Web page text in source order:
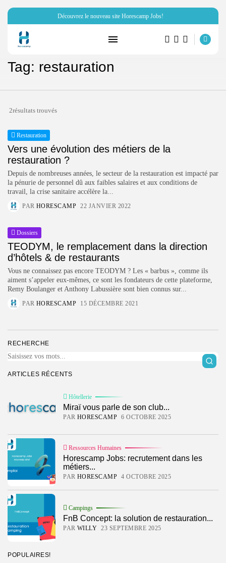
Découvrez le nouveau site Horescamp Jobs!
Ressources Humaines
PAR HORESCAMP 4 OCTOBRE 2025
Campings
POPULAIRES!
Hôtellerie
19 Articles
14 Articles
DERNIERS AVIS
Notre avis sur Connecteam
PAR
3.8
Technologies
Notre avis sur Agendrix
PAR WILLY 20 DÉCEMBRE 2021
PRO+
Plus de contenu avec l'abonnement "PRO+" pour seulement
3€99 / mois !
Voir
Tag: restauration
2résultats trouvés
Restauration
Vers une évolution des métiers de la
restauration ?
Depuis de nombreuses années, le secteur de la restauration est impacté par
la pénurie de personnel dû aux faibles salaires et aux conditions de
travail, la crise sanitaire accélère la...
PAR HORESCAMP 22 JANVIER 2022
Dossiers
TEODYM, le remplacement dans la direction
d’hôtels & de restaurants
Vous ne connaissez pas encore TEODYM ? Les « barbus », comme ils
aiment s’appeler eux-mêmes, ce sont les fondateurs de cette plateforme,
Remy Boulanger et Anthony Labussière sont bien connus sur...
PAR HORESCAMP 15 DÉCEMBRE 2021
RECHERCHE
ARTICLES RÉCENTS
Hôtellerie
Miraï vous parle de son club...
PAR HORESCAMP 6 OCTOBRE 2025
Ressources Humaines
Horescamp Jobs: recrutement dans les
métiers...
PAR HORESCAMP 4 OCTOBRE 2025
Campings
FnB Concept: la solution de restauration...
PAR WILLY 23 SEPTEMBRE 2025
POPULAIRES!